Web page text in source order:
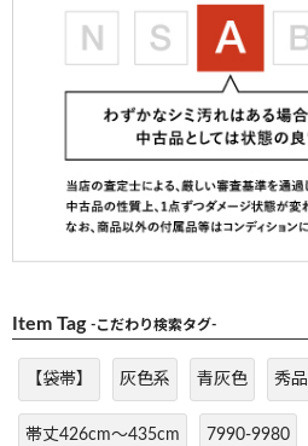
Item Tag -こだわり検索タグ-
【袋帯】 灰色系 青灰色 秀品
帯丈426cm～435cm 7990-9980